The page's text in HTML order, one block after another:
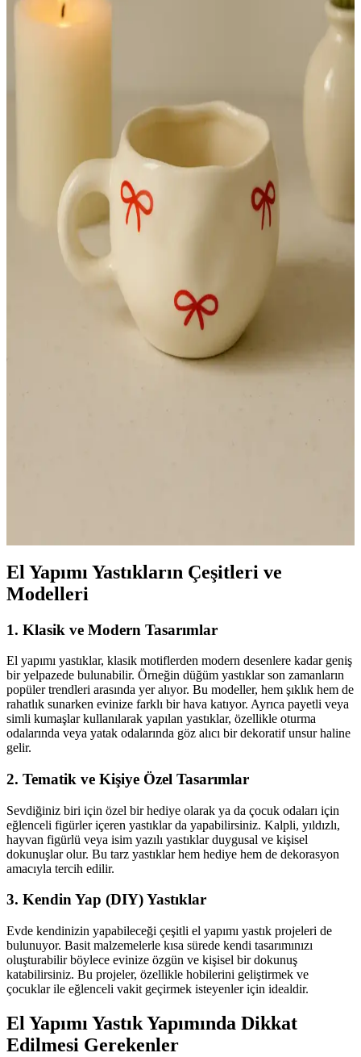
Bimotif Kardan Adam ve Emtory Home Makrome
Melek Süsü Karşılaştırması
İki popüler yılbaşı süsü olan Bimotif Kardan Adam ve Emtory
Home Makrome Melek Süsü'nün özellikleri, kullanıcı yorumları ve
Bohem Tarzında Doğal Malzemeli Üç Parçalı Duvar
Süsü Dekorasyonu
El yapımı hasır malzeme ve aynalı tasarımıyla bohem tarzını
yansıtan duvar süsü, doğal ve şık görünüm sağlar, mekanlara
ferahlık ve sıcaklık katarken, fonksiyonel özellikleriyle dikkat çeker.
Modern Dalga Desenli El Yapımı Beton Kase Estetik
ve İşlevselliğin Buluşması
El yapımı beton kase, dayanıklı malzemesi ve modern dalga
deseniyle ev dekorasyonuna şıklık katıyor. Çok yönlü kullanımıyla
fonksiyonel ve estetik bir seçenek sunar.
El Yapımı Seramik Kupa Yılbaşı Temasıyla Zarif ve
Dayanıklı Tasarım
El Yapımı Yastıkların Çeşitleri ve
Modelleri
1. Klasik ve Modern Tasarımlar
El yapımı yastıklar, klasik motiflerden modern desenlere kadar geniş
bir yelpazede bulunabilir. Örneğin düğüm yastıklar son zamanların
popüler trendleri arasında yer alıyor. Bu modeller, hem şıklık hem de
rahatlık sunarken evinize farklı bir hava katıyor. Ayrıca payetli veya
simli kumaşlar kullanılarak yapılan yastıklar, özellikle oturma
odalarında veya yatak odalarında göz alıcı bir dekoratif unsur haline
gelir.
2. Tematik ve Kişiye Özel Tasarımlar
Sevdiğiniz biri için özel bir hediye olarak ya da çocuk odaları için
eğlenceli figürler içeren yastıklar da yapabilirsiniz. Kalpli, yıldızlı,
hayvan figürlü veya isim yazılı yastıklar duygusal ve kişisel
dokunuşlar olur. Bu tarz yastıklar hem hediye hem de dekorasyon
amacıyla tercih edilir.
3. Kendin Yap (DIY) Yastıklar
Evde kendinizin yapabileceği çeşitli el yapımı yastık projeleri de
bulunuyor. Basit malzemelerle kısa sürede kendi tasarımınızı
oluşturabilir böylece evinize özgün ve kişisel bir dokunuş
katabilirsiniz. Bu projeler, özellikle hobilerini geliştirmek ve
çocuklar ile eğlenceli vakit geçirmek isteyenler için idealdir.
El Yapımı Yastık Yapımında Dikkat
Edilmesi Gerekenler